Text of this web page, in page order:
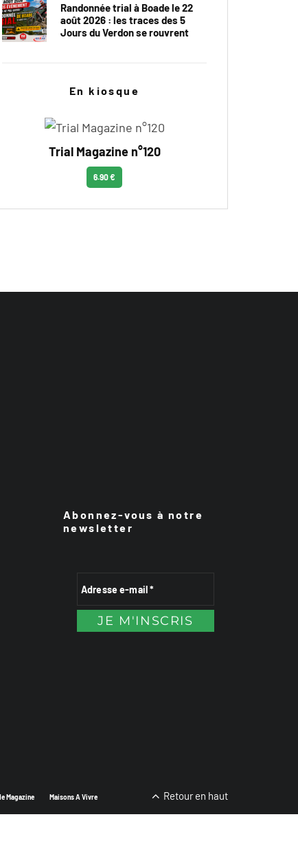
Randonnée trial à Boade le 22
août 2026 : les traces des 5
Jours du Verdon se rouvrent
En kiosque
Trial Magazine n°120
6.90 €
Abonnez-vous à notre
newsletter
Magazine Maisons A Vivre Retour en haut